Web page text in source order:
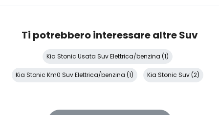
Ti potrebbero interessare altre Suv
Kia Stonic Usata Suv Elettrica/benzina (1)
Kia Stonic Km0 Suv Elettrica/benzina (1) Kia Stonic Suv (2)